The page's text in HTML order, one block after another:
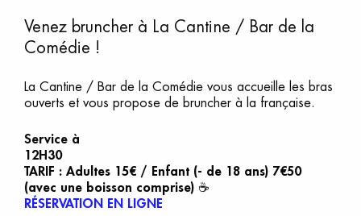
Venez bruncher à La Cantine / Bar de la
Comédie !
La Cantine / Bar de la Comédie vous accueille les bras
ouverts et vous propose de bruncher à la française.
Service à
12H30
TARIF : Adultes 15€ / Enfant (- de 18 ans) 7€50
(avec une boisson comprise) ☕
RÉSERVATION EN LIGNE